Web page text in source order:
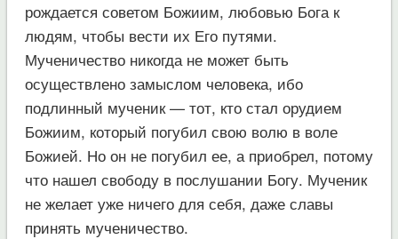
рождается советом Божиим, любовью Бога к
людям, чтобы вести их Его путями.
Мученичество никогда не может быть
осуществлено замыслом человека, ибо
подлинный мученик — тот, кто стал орудием
Божиим, который погубил свою волю в воле
Божией. Но он не погубил ее, а приобрел, потому
что нашел свободу в послушании Богу. Мученик
не желает уже ничего для себя, даже славы
принять мученичество.